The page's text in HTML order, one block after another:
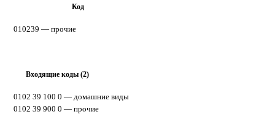
Код
010239 — прочие
Входящие коды (2)
0102 39 100 0 — домашние виды
0102 39 900 0 — прочие